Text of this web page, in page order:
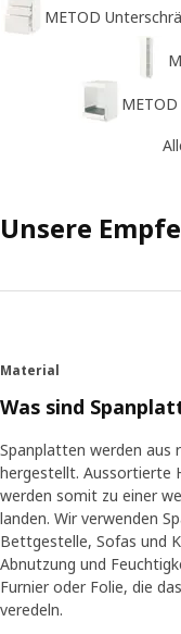
METOD
Unsere
Material
Was sind
Spanplatten werden aus
hergestellt. Aussortierte
werden somit zu einer
landen. Wir verwenden
Bettgestelle, Sofas und
Abnutzung und
Furnier oder Folie, die
veredeln.